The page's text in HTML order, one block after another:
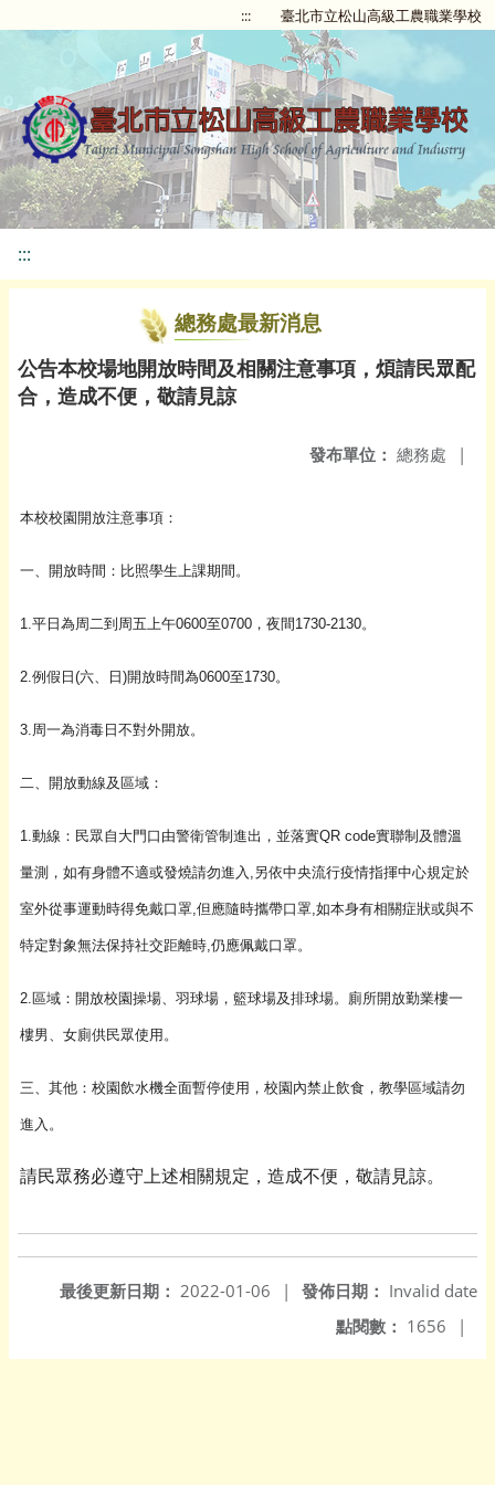
::: 臺北市立松山高級工農職業學校
:::
總務處最新消息
公告本校場地開放時間及相關注意事項，煩請民眾配
合，造成不便，敬請見諒
發布單位： 總務處 |
本校校園開放注意事項：
一、開放時間：比照學生上課期間。
1.平日為周二到周五上午0600至0700，夜間1730-2130。
2.例假日(六、日)開放時間為0600至1730。
3.周一為消毒日不對外開放。
二、開放動線及區域：
1.動線：民眾自大門口由警衛管制進出，並落實QR code實聯制及體溫
量測，如有身體不適或發燒請勿進入,另依中央流行疫情指揮中心規定於
室外從事運動時得免戴口罩,但應隨時攜帶口罩,如本身有相關症狀或與不
特定對象無法保持社交距離時,仍應佩戴口罩。
2.區域：開放校園操場、羽球場，籃球場及排球場。廁所開放勤業樓一
樓男、女廁供民眾使用。
三、其他：校園飲水機全面暫停使用，校園內禁止飲食，教學區域請勿
進入。
請民眾務必遵守上述相關規定，造成不便，敬請見諒。
發佈日期： Invalid date
最後更新日期： 2022-01-06
|
點閱數： 1656 |